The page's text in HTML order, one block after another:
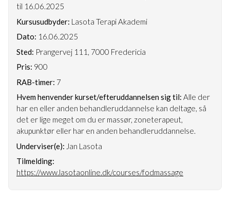
til 16.06.2025
Kursusudbyder: Lasota Terapi Akademi
Dato: 16.06.2025
Sted: Prangervej 111, 7000 Fredericia
Pris: 900
RAB-timer: 7
Hvem henvender kurset/efteruddannelsen sig til: Alle der
har en eller anden behandleruddannelse kan deltage, så
det er lige meget om du er massør, zoneterapeut,
akupunktør eller har en anden behandleruddannelse.
Underviser(e): Jan Lasota
Tilmelding:
https://www.lasotaonline.dk/courses/fodmassage